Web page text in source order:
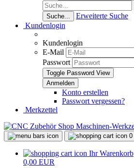
Suche...
Erweiterte Suche
Kundenlogin
Kundenlogin
E-Mail
Passwort
Toggle Password View
Konto erstellen
Passwort vergessen?
Merkzettel
0
Ihr Warenkorb
0,00 EUR